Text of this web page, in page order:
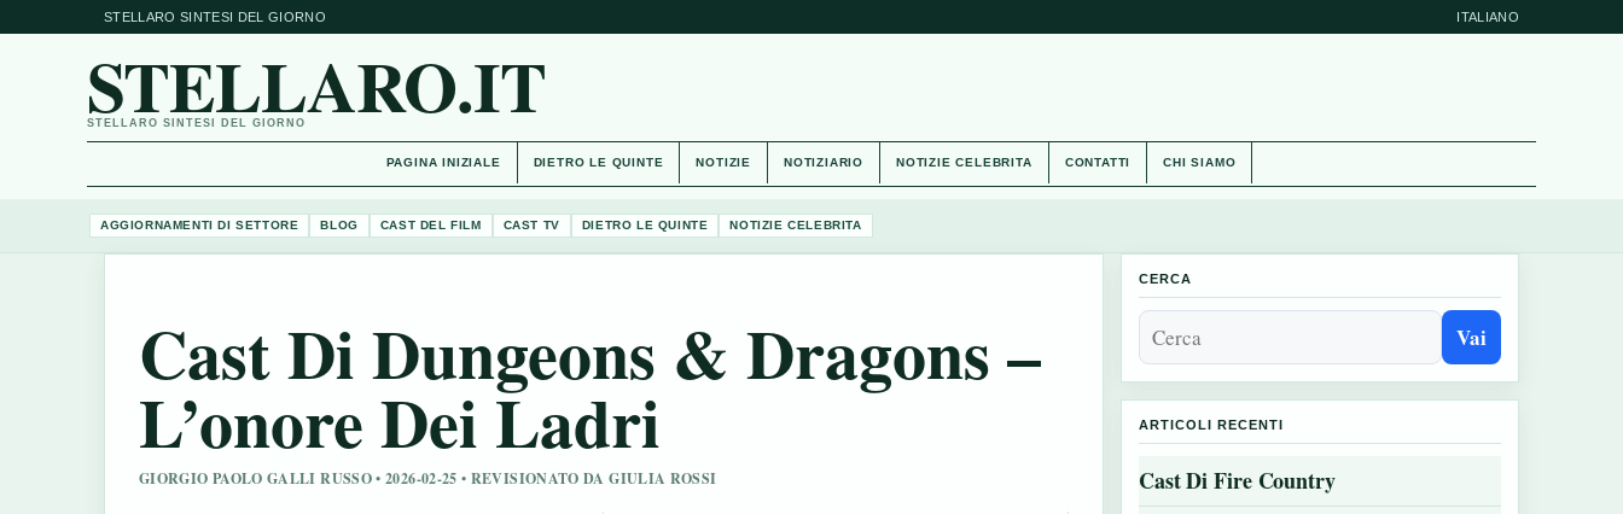
STELLARO SINTESI DEL GIORNO ITALIANO
STELLARO.IT
STELLARO SINTESI DEL GIORNO
PAGINA INIZIALE DIETRO LE QUINTE NOTIZIE NOTIZIARIO NOTIZIE CELEBRITA CONTATTI CHI SIAMO
AGGIORNAMENTI DI SETTORE BLOG CAST DEL FILM CAST TV DIETRO LE QUINTE NOTIZIE CELEBRITA
Cast Di Dungeons & Dragons –
L’onore Dei Ladri
GIORGIO PAOLO GALLI RUSSO • 2026-02-25 • REVISIONATO DA GIULIA ROSSI
CERCA
Vai
ARTICOLI RECENTI
Cast Di Fire Country